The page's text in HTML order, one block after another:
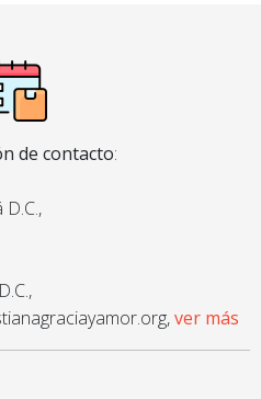
de contacto:
ver más